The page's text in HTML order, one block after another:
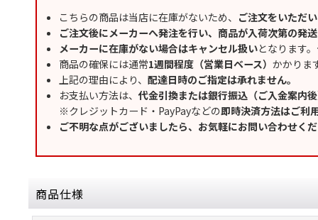
こちらの商品は当店に在庫がないため、 ご注文をいただ
ご注文後にメーカーへ発注を行い、商品が入荷次第の発送
メーカーに在庫がない場合はキャンセル扱いとなります
商品の確保には通常1週間程度（営業日ベース） かかりま
上記の理由により、 配達日時のご指定は承れません。
お支払い方法は、 代金引換または銀行振込（ご入金案内
※クレジットカード・PayPayなどの即時決済方法はご利
ご不明な点がございましたら、お気軽にお問い合わせく
商品仕様